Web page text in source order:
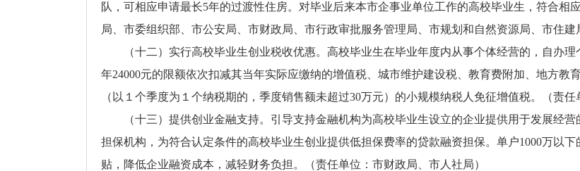
队，可相应申请最长5年的过渡性住房。对毕业后来本市企事业单位工作的高校毕业生，符合相
局、市委组织部、市公安局、市财政局、市行政审批服务管理局、市规划和自然资源局、市住建
（十二）实行高校毕业生创业税收优惠。高校毕业生在毕业年度内从事个体经营的，自办
年24000元的限额依次扣减其当年实际应缴纳的增值税、城市维护建设税、教育费附加、地方教
（以１个季度为１个纳税期的，季度销售额未超过30万元）的小规模纳税人免征增值税。（责任
（十三）提供创业金融支持。引导支持金融机构为高校毕业生设立的企业提供用于发展经
担保机构，为符合认定条件的高校毕业生创业提供低担保费率的贷款融资担保。单户1000万以
贴，降低企业融资成本，减轻财务负担。（责任单位：市财政局、市人社局）